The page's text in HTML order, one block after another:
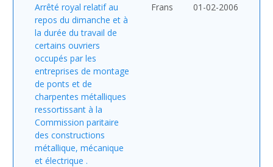
Arrêté royal relatif au
repos du dimanche et à
la durée du travail de
certains ouvriers
occupés par les
entreprises de montage
de ponts et de
charpentes métalliques
ressortissant à la
Commission paritaire
des constructions
métallique, mécanique
et électrique .
Frans 01-02-2006